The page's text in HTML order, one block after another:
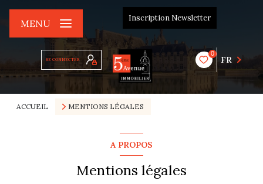
SE CONNECTER
Inscription Newsletter
0
FR
MENU
ACCUEIL MENTIONS LÉGALES
A PROPOS
Mentions légales